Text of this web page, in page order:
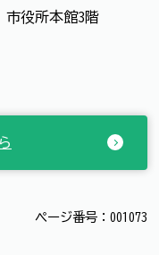
役所本館3階
ページ番号：001073